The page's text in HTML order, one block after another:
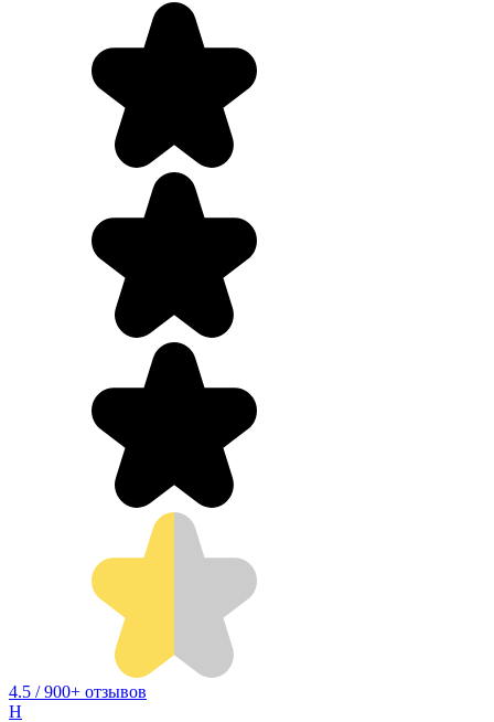
4.5 / 900+ отзывов
Н